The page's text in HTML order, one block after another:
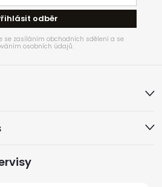
odběr
se zasíláním obchodních sdělení a se
osobních údajů.